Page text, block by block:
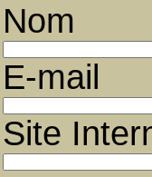
Nom
E-mail
Site